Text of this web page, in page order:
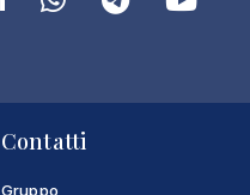
Contatti
Gruppo